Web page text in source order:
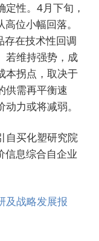
性。4月下旬，
位小幅回落。
存在技术性回调
若维持强势，成
本拐点，取决于
供需再平衡速
力或将减弱。
自买化塑研究院
信息综合自企业
及战略发展报